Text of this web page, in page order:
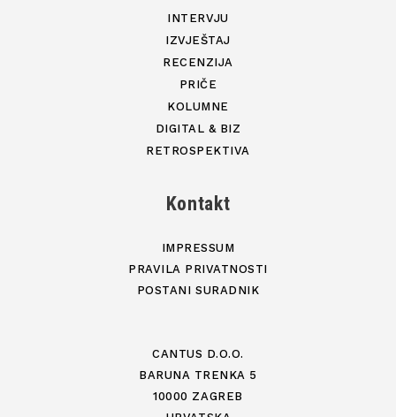
INTERVJU
IZVJEŠTAJ
RECENZIJA
PRIČE
KOLUMNE
DIGITAL & BIZ
RETROSPEKTIVA
Kontakt
IMPRESSUM
PRAVILA PRIVATNOSTI
POSTANI SURADNIK
CANTUS D.O.O.
BARUNA TRENKA 5
10000 ZAGREB